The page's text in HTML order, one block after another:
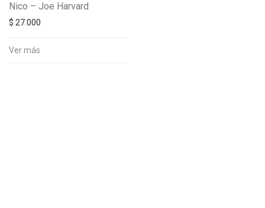
Nico – Joe Harvard
$ 27.000
Ver más